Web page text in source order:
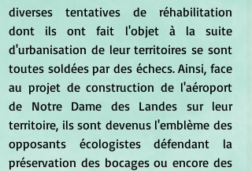
diverses tentatives de réhabilitation
dont ils ont fait l'objet à la suite
d'urbanisation de leur territoires se sont
toutes soldées par des échecs. Ainsi, face
au projet de construction de l'aéroport
de Notre Dame des Landes sur leur
territoire, ils sont devenus l'emblème des
opposants écologistes défendant la
préservation des bocages ou encore des